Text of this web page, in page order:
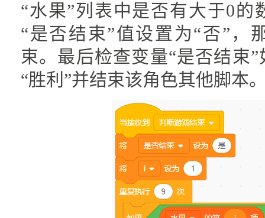
“水果”列表中是否有大于0的
“是否结束”值设置为“否”，
束。最后检查变量“是否结束
“胜利”并结束该角色其他脚本